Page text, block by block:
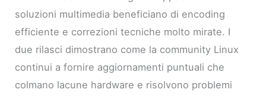
soluzioni multimedia beneficiano di encoding
efficiente e correzioni tecniche molto mirate. I
due rilasci dimostrano come la community Linux
continui a fornire aggiornamenti puntuali che
colmano lacune hardware e risolvono problemi